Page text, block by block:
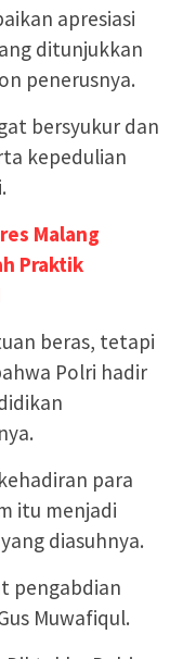
apresiasi
ditunjukkan
penerusnya.
bersyukur dan
kepedulian
Malang
Praktik
beras, tetapi
Polri hadir
para
itu menjadi
diasuhnya.
pengabdian
Muwafiqul.